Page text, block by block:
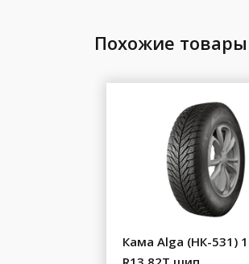
Похожие товары
Кама Alga (НК-531)